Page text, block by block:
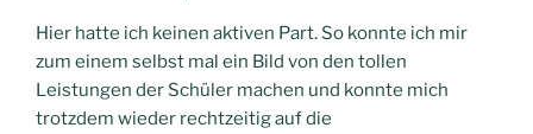
Hier hatte ich keinen aktiven Part. So konnte ich mir
zum einem selbst mal ein Bild von den tollen
Leistungen der Schüler machen und konnte mich
trotzdem wieder rechtzeitig auf die